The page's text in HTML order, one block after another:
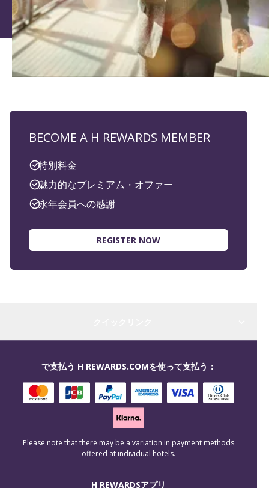
BECOME A H REWARDS MEMBER
特別料金
魅力的なプレミアム・オファー
永年会員への感謝
REGISTER NOW
H REWARDSアプリ
で支払う H REWARDS.COMを使って支払う：
Please note that there may be a variation in payment methods
offered at individual hotels.